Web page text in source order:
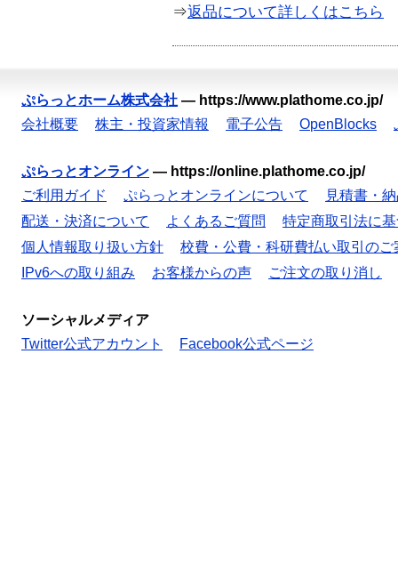
⇒返品について詳しくはこちら
ぷらっとホーム株式会社 — https://www.plathome.co.jp/
会社概要
株主・投資家情報 電子公告 OpenBlocks
ぷらっとオンライン — https://online.plathome.co.jp/
ご利用ガイド
ぷらっとオンラインについて
見積書・
配送・決済について
よくあるご質問
特定商取引法に
個人情報取り扱い方針
校費・公費・科研費払い取引のご
IPv6への取り組み
お客様からの声 ご注文の取り消し
ソーシャルメディア
Twitter公式アカウント
Facebook公式ページ